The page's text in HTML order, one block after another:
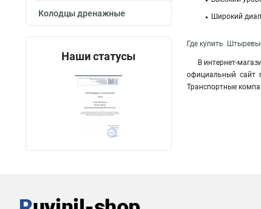
Колодцы дренажные
Наши статусы
Широкий
Где купить
В интернет-
официальный сайт
Транспортные